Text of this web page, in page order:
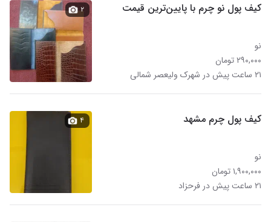
کیف پول نو چرم با پایین‌ترین قیمت
نو
۲۹۰,۰۰۰ تومان
۲۱ ساعت پیش در شهرک ولیعصر شمالی
۲
کیف پول چرم مشهد
نو
۱,۹۰۰,۰۰۰ تومان
۲۱ ساعت پیش در فرحزاد
۴